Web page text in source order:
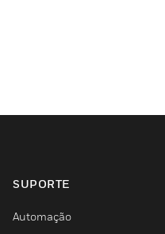
SUPORTE
Automação